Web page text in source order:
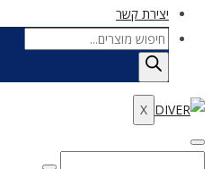
יצירת קשר
Products
search
X
Enter